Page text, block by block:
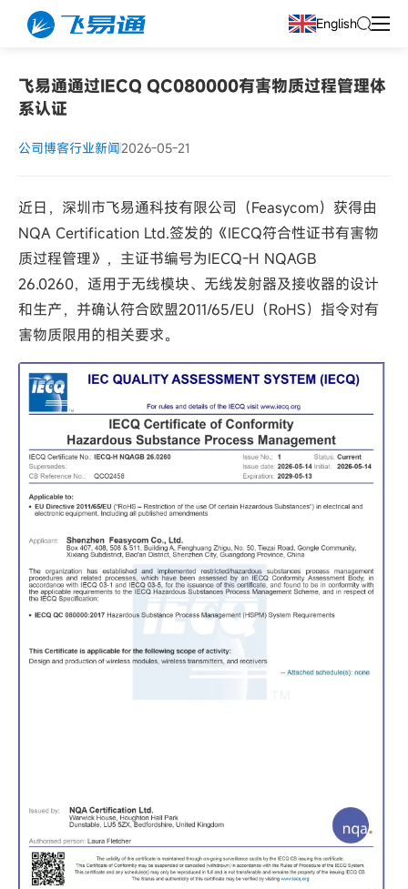
English
飞易通通过IECQ QC080000有害物质过程管理体
系认证
公司博客行业新闻2026-05-21
近日，深圳市飞易通科技有限公司（Feasycom）获得由
NQA Certification Ltd.签发的《IECQ符合性证书有害物
质过程管理》，主证书编号为IECQ-H NQAGB
26.0260，适用于无线模块、无线发射器及接收器的设计
和生产，并确认符合欧盟2011/65/EU（RoHS）指令对有
害物质限用的相关要求。